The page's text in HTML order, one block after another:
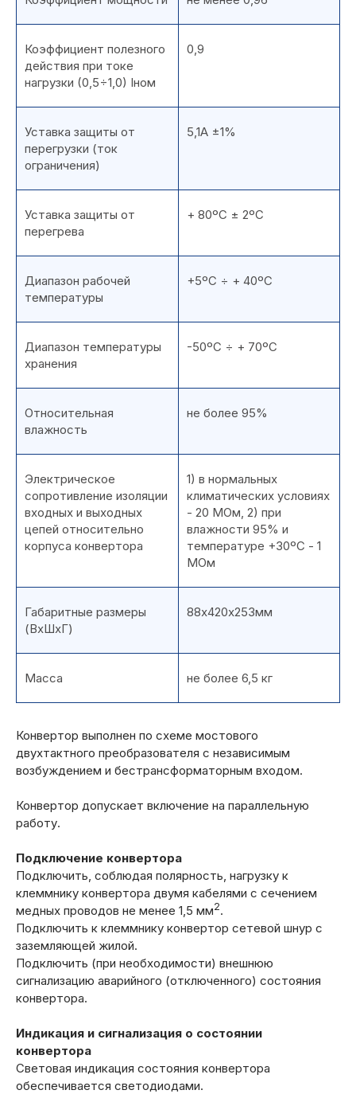
Коэффициент полезного
действия при токе
нагрузки (0,5÷1,0) Iном
0,9
Уставка защиты от
перегрузки (ток
ограничения)
5,1А ±1%
Уставка защиты от
перегрева
+ 80ºС ± 2ºС
Диапазон рабочей
температуры
+5ºС ÷ + 40ºС
Диапазон температуры
хранения
-50ºС ÷ + 70ºС
Относительная
влажность
не более 95%
Электрическое
сопротивление изоляции
входных и выходных
цепей относительно
корпуса конвертора
1) в нормальных
климатических условиях
- 20 МОм, 2) при
влажности 95% и
температуре +30ºС - 1
МОм
Габаритные размеры
(ВхШхГ)
88х420х253мм
Масса не более 6,5 кг
Конвертор выполнен по схеме мостового
двухтактного преобразователя с независимым
возбуждением и бестрансформаторным входом.
Конвертор допускает включение на параллельную
работу.
Подключение конвертора
Подключить, соблюдая полярность, нагрузку к
клеммнику конвертора двумя кабелями с сечением
медных проводов не менее 1,5 мм2.
Подключить к клеммнику конвертор сетевой шнур с
заземляющей жилой.
Подключить (при необходимости) внешнюю
сигнализацию аварийного (отключенного) состояния
конвертора.
Индикация и сигнализация о состоянии
конвертора
Световая индикация состояния конвертора
обеспечивается светодиодами.